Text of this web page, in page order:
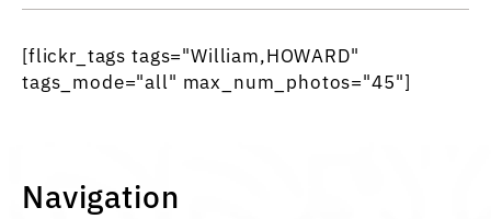
[flickr_tags tags="William,HOWARD"
tags_mode="all" max_num_photos="45"]
Navigation